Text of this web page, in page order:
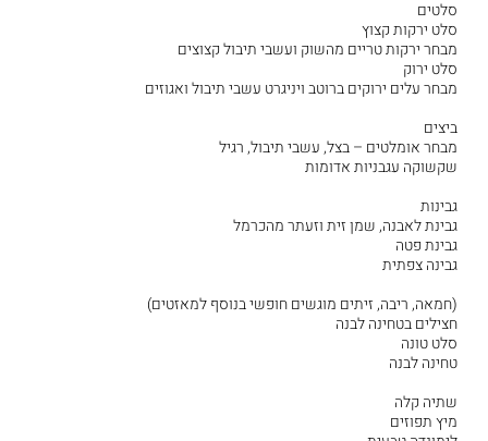
סלטים
סלט ירקות קצוץ
מבחר ירקות טריים מהשוק ועשבי תיבול קצוצים
סלט ירוק
מבחר עלים ירוקים ברוטב ויניגרט עשבי תיבול ואגוזים
ביצים
מבחר אומלטים – בצל, עשבי תיבול, רגיל
שקשוקה עגבניות אדומות
גבינות
גבינת לאבנה, שמן זית וזעתר מהכרמל
גבינת פטה
גבינה צפתית
(חמאה, ריבה, זיתים מוגשים חופשי בנוסף למאזטים)
חצילים בטחינה לבנה
סלט טונה
טחינה לבנה
שתיה קלה
מיץ תפוזים